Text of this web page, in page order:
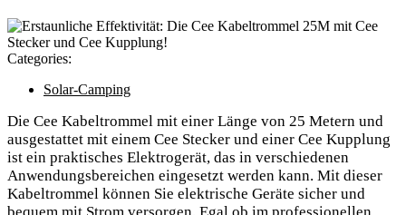
Categories:
Solar-Camping
Die Cee Kabeltrommel mit einer Länge von 25 Metern und
ausgestattet mit einem Cee Stecker und einer Cee Kupplung
ist ein praktisches Elektrogerät, das in verschiedenen
Anwendungsbereichen eingesetzt werden kann. Mit dieser
Kabeltrommel können Sie elektrische Geräte sicher und